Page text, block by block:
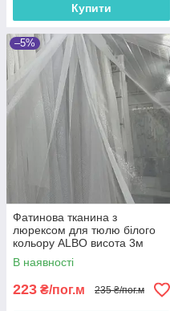
Купити
–5%
Фатинова тканина з
люрексом для тюлю білого
кольору ALBO висота 3м
(AL0012)
В наявності
223 ₴/пог.м 235 ₴/пог.м